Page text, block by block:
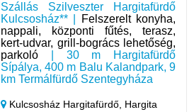
Szállás Szilveszter Hargitafürdő
Kulcsosház** |
Felszerelt konyha,
nappali, központi fűtés, terasz,
kert-udvar, grill-bogrács lehetőség,
parkoló | 30 m Hargitafürdő
Sípálya, 400 m Balu Kalandpark, 9
km Termálfürdő Szentegyháza
Kulcsosház Hargitafürdő, Hargita